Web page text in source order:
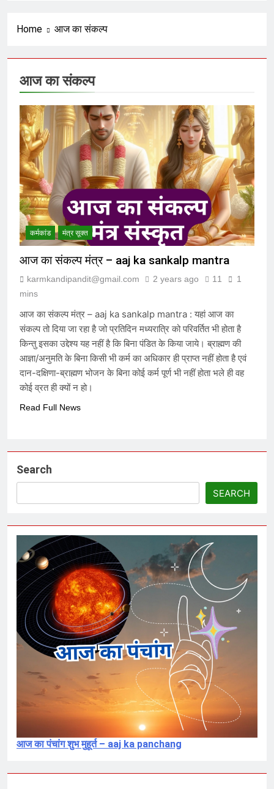
ढोंग
6 Months Ago
6 Months Ago
हिसाब तो चुकता करेगा; फिर आगे क्या ?
6 Months Ago
भगवा का नीलान्तरण हो गया और पता ही नहीं
चला
6 Months Ago
शंकराचार्य पर टिप्पणी करने से पूर्व चुल्लू भर
पानी तो ढूंढ लो ‘राष्ट्रवादियों’
6 Months Ago
विकास की वेदी पर अस्तित्व की आहुति: क्या
२०४७ का भारत केवल एक जलता हुआ खंडहर
होगा?
7 Months Ago
लिये है – संविधान हमारा निर्माता नहीं, निर्मित
संविदा है
7 Months Ago
संविधान, लोकतंत्र, स्वतंत्रता, समानता का
अनर्थ – रसातल जाता समाज
7 Months Ago
Home आज का संकल्प
आज का संकल्प
कर्मकांड मंत्र सूक्त
आज का संकल्प मंत्र – aaj ka sankalp mantra
karmkandipandit@gmail.com 2 years ago 11
1
mins
आज का संकल्प मंत्र – aaj ka sankalp mantra : यहां आज का
संकल्प तो दिया जा रहा है जो प्रतिदिन मध्यरात्रि को परिवर्तित भी होता है
किन्तु इसका उद्देश्य यह नहीं है कि बिना पंडित के किया जाये। ब्राह्मण की
आज्ञा/अनुमति के बिना किसी भी कर्म का अधिकार ही प्राप्त नहीं होता है एवं
दान-दक्षिणा-ब्राह्मण भोजन के बिना कोई कर्म पूर्ण भी नहीं होता भले ही वह
कोई व्रत ही क्यों न हो।
Read Full News
Search
SEARCH
आज का पंचांग शुभ मुहूर्त – aaj ka panchang